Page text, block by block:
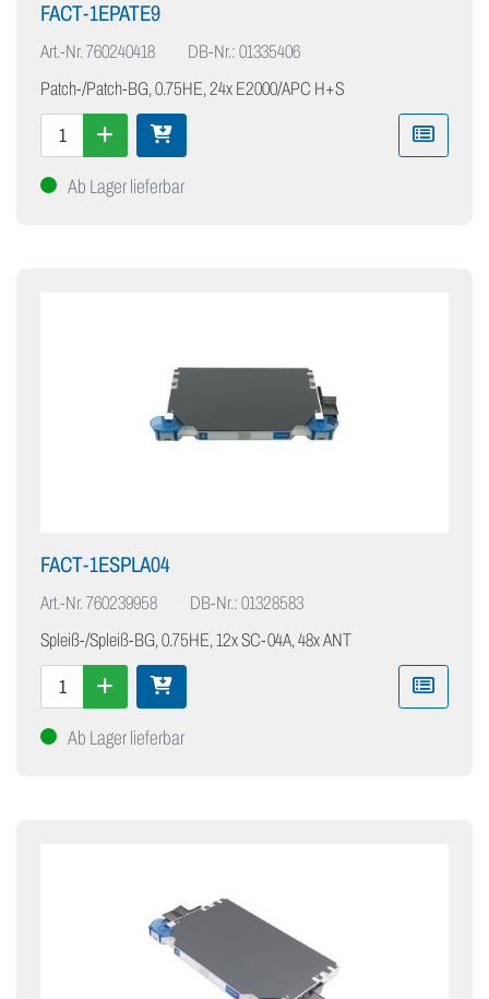
FACT-1EPATE9
Art.-Nr.760240418
DB-Nr.: 01335406
Patch-/Patch-BG, 0.75HE, 24x E2000/APC H+S
Ab Lager lieferbar
FACT-1ESPLA04
Art.-Nr.760239958
DB-Nr.: 01328583
Spleiß-/Spleiß-BG, 0.75HE, 12x SC-04A, 48x ANT
Ab Lager lieferbar